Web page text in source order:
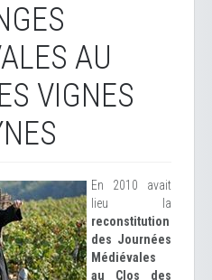
AU
VIGNES
En 2010 avait
lieu la
reconstitution
des Journées
Médiévales
au Clos des